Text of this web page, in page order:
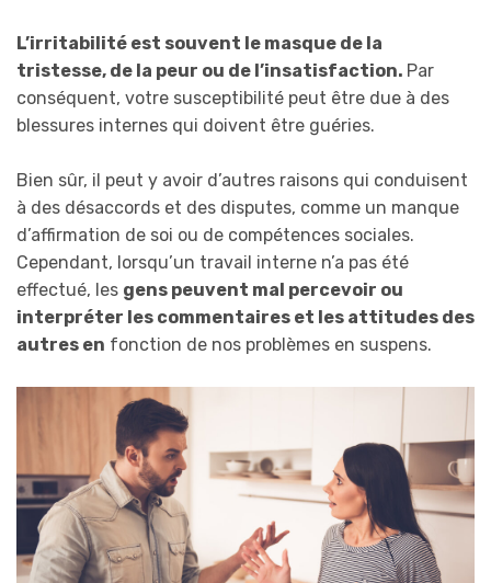
L’irritabilité est souvent le masque de la
tristesse, de la peur ou de l’insatisfaction. Par
conséquent, votre susceptibilité peut être due à des
blessures internes qui doivent être guéries.
Bien sûr, il peut y avoir d’autres raisons qui conduisent
à des désaccords et des disputes, comme un manque
d’affirmation de soi ou de compétences sociales.
Cependant, lorsqu’un travail interne n’a pas été
effectué, les gens peuvent mal percevoir ou
interpréter les commentaires et les attitudes des
autres en fonction de nos problèmes en suspens.